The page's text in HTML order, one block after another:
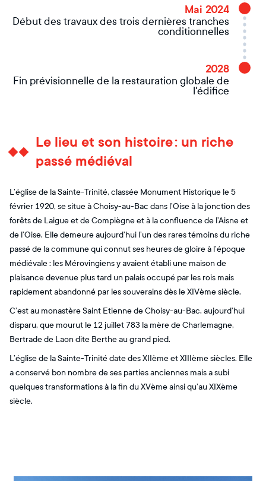
Mai 2024
Début des travaux des trois dernières tranches
conditionnelles
2028
Fin prévisionnelle de la restauration globale de
l'édifice
Le lieu et son histoire : un riche
passé médiéval
L’église de la Sainte-Trinité, classée Monument Historique le 5
février 1920, se situe à Choisy-au-Bac dans l’Oise à la jonction des
forêts de Laigue et de Compiègne et à la confluence de l’Aisne et
de l’Oise. Elle demeure aujourd’hui l’un des rares témoins du riche
passé de la commune qui connut ses heures de gloire à l’époque
médiévale : les Mérovingiens y avaient établi une maison de
plaisance devenue plus tard un palais occupé par les rois mais
rapidement abandonné par les souverains dès le XIVème siècle.
C’est au monastère Saint Etienne de Choisy-au-Bac, aujourd’hui
disparu, que mourut le 12 juillet 783 la mère de Charlemagne,
Bertrade de Laon dite Berthe au grand pied.
L’église de la Sainte-Trinité date des XIIème et XIIIème siècles. Elle
a conservé bon nombre de ses parties anciennes mais a subi
quelques transformations à la fin du XVème ainsi qu’au XIXème
siècle.